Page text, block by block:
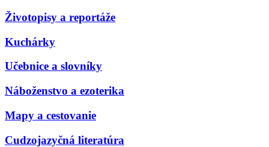
Životopisy a reportáže
Kuchárky
Učebnice a slovníky
Náboženstvo a ezoterika
Mapy a cestovanie
Cudzojazyčná literatúra